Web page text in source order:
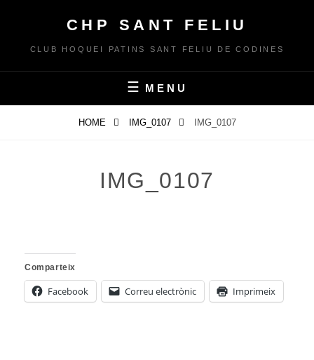
content
CHP SANT FELIU
CLUB HOQUEI PATINS SANT FELIU DE CODINES
MENU
HOME IMG_0107 IMG_0107
IMG_0107
Comparteix
Facebook Correu electrònic Imprimeix